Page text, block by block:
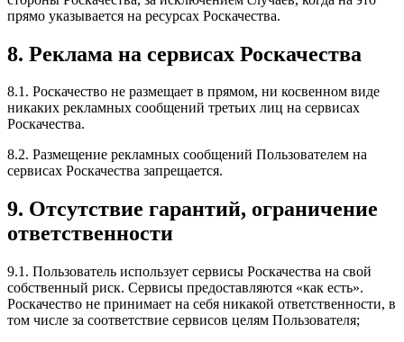
прямо указывается на ресурсах Роскачества.
8. Реклама на сервисах Роскачества
8.1. Роскачество не размещает в прямом, ни косвенном виде
никаких рекламных сообщений третьих лиц на сервисах
Роскачества.
8.2. Размещение рекламных сообщений Пользователем на
сервисах Роскачества запрещается.
9. Отсутствие гарантий, ограничение
ответственности
9.1. Пользователь использует сервисы Роскачества на свой
собственный риск. Сервисы предоставляются «как есть».
Роскачество не принимает на себя никакой ответственности, в
том числе за соответствие сервисов целям Пользователя;